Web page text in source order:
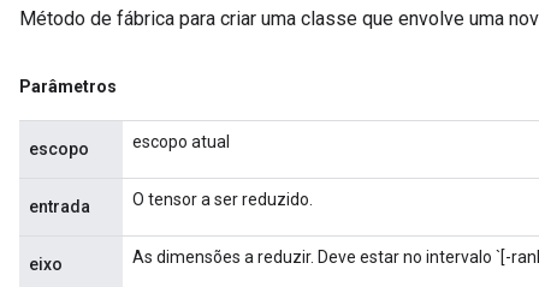
Método de fábrica para criar uma classe que envolve uma
Parâmetros
escopo escopo atual
entrada O tensor a ser reduzido.
eixo As dimensões a reduzir. Deve estar no intervalo `[-